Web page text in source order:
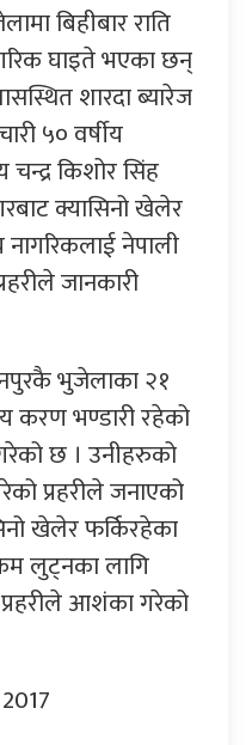
बिहीबार राति
घाइते भएका छन्
शारदा ब्यारेज
५० वर्षीय
किशोर सिंह
क्यासिनो खेलेर
नेपाली
जानकारी
भुजेलाका २१
करण भण्डारी रहेको
छ । उनीहरुको
प्रहरीले जनाएको
खेलेर फर्किरहेका
लुट्नका लागि
आशंका गरेको